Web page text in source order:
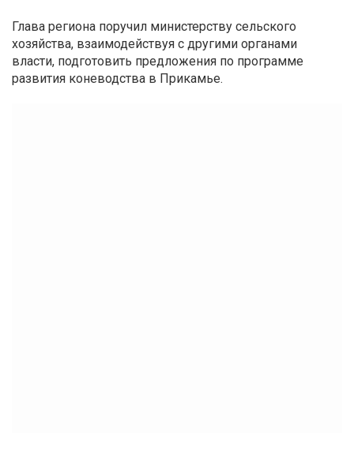
Глава региона поручил министерству сельского
хозяйства, взаимодействуя с другими органами
власти, подготовить предложения по программе
развития коневодства в Прикамье.